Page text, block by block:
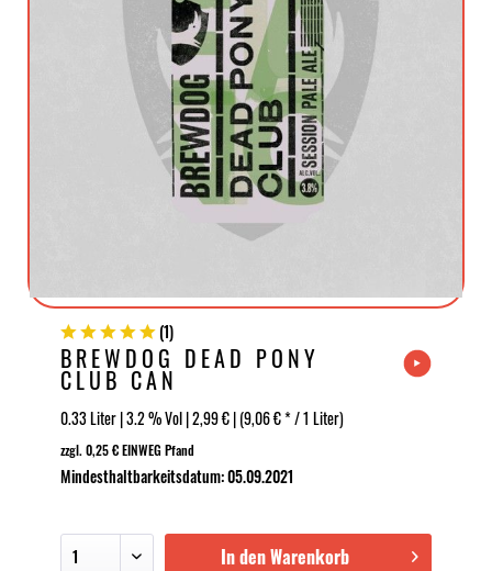
(1)
BREWDOG DEAD PONY
CLUB CAN
0.33 Liter | 3.2 % Vol | 2,99 € | (9,06 € * / 1 Liter)
zzgl. 0,25 € EINWEG Pfand
Mindesthaltbarkeitsdatum: 05.09.2021
In den Warenkorb